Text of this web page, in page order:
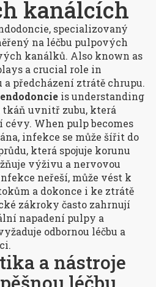
kanálcích
, specializovaný
na léčbu pulpových
kanálků. Also known as
a crucial role in
předcházení ztrátě chrupu.
endodoncie is understanding
tkáň uvnitř zubu, která
cévy. When pulp becomes
infekce se může šířit do
která spojuje korunu
výživu a nervovou
neřeší, může vést k
a dokonce i ke ztrátě
zákroky často zahrnují
napadení pulpy a
odbornou léčbu a
a nástroje